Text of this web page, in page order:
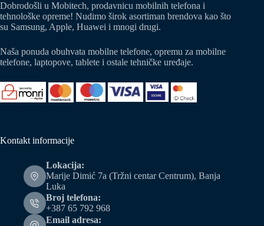
Dobrodošli u Mobitech, prodavnicu mobilnih telefona i
tehnološke opreme! Nudimo širok asortiman brendova kao što
su Samsung, Apple, Huawei i mnogi drugi.
Naša ponuda obuhvata mobilne telefone, opremu za mobilne
telefone, laptopove, tablete i ostale tehničke uređaje.
Kontakt informacije
Lokacija:
Marije Dimić 7a (Tržni centar Centrum), Banja
Luka
Broj telefona:
+387 65 792 968
Email adresa: